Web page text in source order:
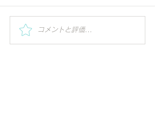
コメントと評価...